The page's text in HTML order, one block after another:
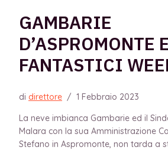
GAMBARIE
D’ASPROMONTE
FANTASTICI
di direttore / 1 Febbraio 2023
La neve imbianca Gambarie ed il
Malara con la sua Amministrazione
Stefano in Aspromonte, non tarda a